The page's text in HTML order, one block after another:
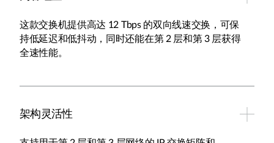
这款交换机提供高达 12 Tbps 的双向线速交换，可保
持低延迟和低抖动，同时还能在第 2 层和第 3 层获得
全速性能。
架构灵活性